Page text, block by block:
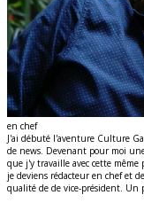
en chef
J'ai débuté l'aventure Culture
de news. Devenant pour moi
que j'y travaille avec cette
je deviens rédacteur en chef et
qualité de de vice-président. Un